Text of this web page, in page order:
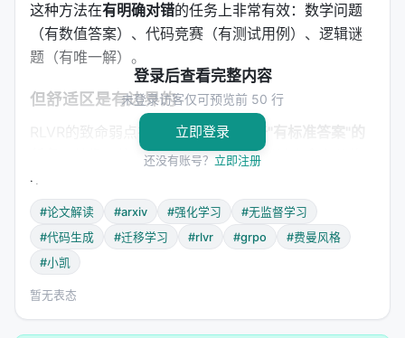
这种方法在有明确对错的任务上非常有效：数学问题
（有数值答案）、代码竞赛（有测试用例）、逻辑谜
题（有唯一解）。
但舒适区是有边界的
RLVR的致命弱点在于：它只能应用于"有标准答案"的
。就像一位只能在有参考答案的考试中拿高分的
学霸，一旦遇到开放式问题（"请设计一个更好的算
法"），他就手足无措了。
现实世界中的大多数问题，恰恰没有标准答案：
"写一段更高效的代码"——"高效"是连续的，没有绝
对的对错。
"设计一个更友好的用户界面"——"友好"是主观的，
登录后查看完整内容
未登录访客仅可预览前 50 行
立即登录
还没有账号？ 立即注册
#论文解读 #arxiv #强化学习
#无监督学习
#代码生成
#迁移学习 #rlvr #grpo
#费曼风格
#小凯
暂无表态